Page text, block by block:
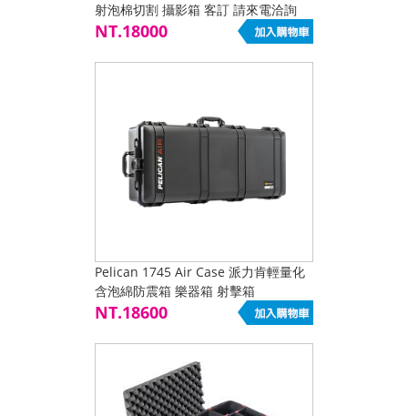
射泡棉切割 攝影箱 客訂 請來電洽詢
NT.18000
Pelican 1745 Air Case 派力肯輕量化
含泡綿防震箱 樂器箱 射擊箱
NT.18600